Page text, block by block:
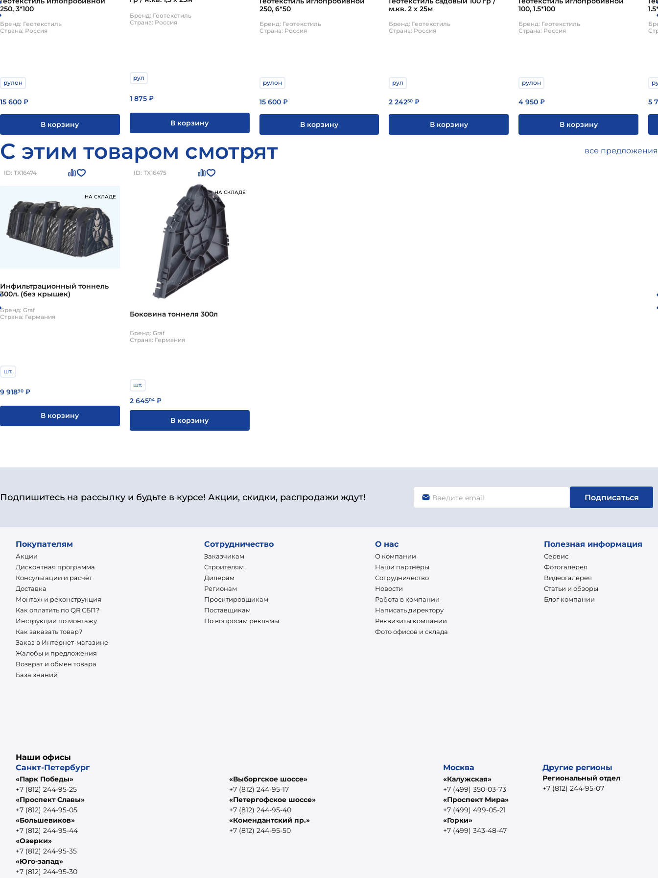
250, 3*100
Бренд: Геотекстиль
Страна: Россия
рулон
15 600 ₽
В корзину
Бренд: Геотекстиль
Страна: Россия
рул
1 875₽
В корзину
250, 6*50
Бренд: Геотекстиль
Страна: Россия
рулон
15 600₽
В корзину
м.кв. 2 х 25м
Бренд: Геотекстиль
Страна: Россия
рул
2 24250 ₽
В корзину
100, 1.5*100
Бренд: Геотекстиль
Страна: Россия
рулон
4 950 ₽
В корзину
5
С этим товаром смотрят все предложения
ID: ТХ16474
НА СКЛАДЕ
Инфильтрационный тоннель
300л. (без крышек)
Бренд: Graf
Страна: Германия
шт.
9 91890 ₽
В корзину
ID: ТХ16475
НА СКЛАДЕ
Боковина тоннеля 300л
Бренд: Graf
Страна: Германия
шт.
2 64504₽
В корзину
Подпишитесь на рассылку и будьте в курсе! Акции, скидки, распродажи ждут! Подписаться
Покупателям
Акции
Дисконтная программа
Консультации и расчёт
Доставка
Монтаж и реконструкция
Как оплатить по QR СБП?
Инструкции по монтажу
Как заказать товар?
Заказ в Интернет-магазине
Жалобы и предложения
Возврат и обмен товара
База знаний
Сотрудничество
Заказчикам
Строителям
Дилерам
Регионам
Проектировщикам
Поставщикам
По вопросам рекламы
О нас
О компании
Наши партнёры
Сотрудничество
Новости
Работа в компании
Написать директору
Реквизиты компании
Фото офисов и склада
Полезная информация
Сервис
Фотогалерея
Видеогалерея
Статьи и обзоры
Блог компании
Наши офисы
Санкт-Петербург
«Парк Победы»
+7 (812) 244-95-25
«Проспект Славы»
+7 (812) 244-95-05
«Большевиков»
+7 (812) 244-95-44
«Озерки»
+7 (812) 244-95-35
«Юго-запад»
+7 (812) 244-95-30
«Выборгское шоссе»
+7 (812) 244-95-17
«Петергофское шоссе»
+7 (812) 244-95-40
«Комендантский пр.»
+7 (812) 244-95-50
Москва
«Калужская»
+7 (499) 350-03-73
«Проспект Мира»
+7 (499) 499-05-21
«Горки»
+7 (499) 343-48-47
Другие регионы
Региональный отдел
+7 (812) 244-95-07